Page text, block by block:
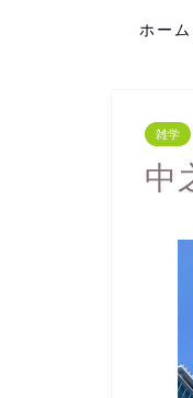
ホーム
雑学
中